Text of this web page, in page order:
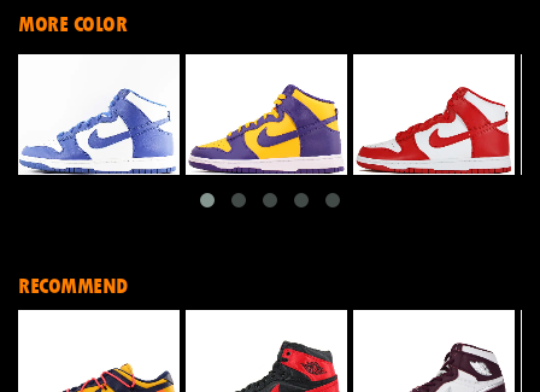
MORE COLOR
RECOMMEND